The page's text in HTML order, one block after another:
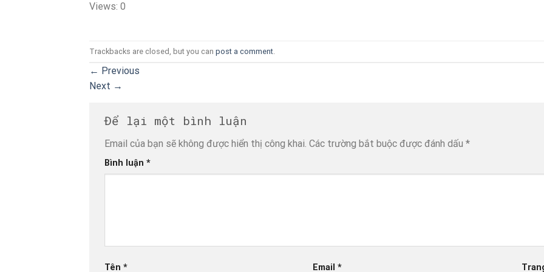
Views: 0
Trackbacks are closed, but you can post a comment
← Previous
Next →
Để lại một bình luận
Email của bạn sẽ không được hiển thị công khai. Các trường bắt buộc được đánh dấu *
Bình luận *
Tên * Email*